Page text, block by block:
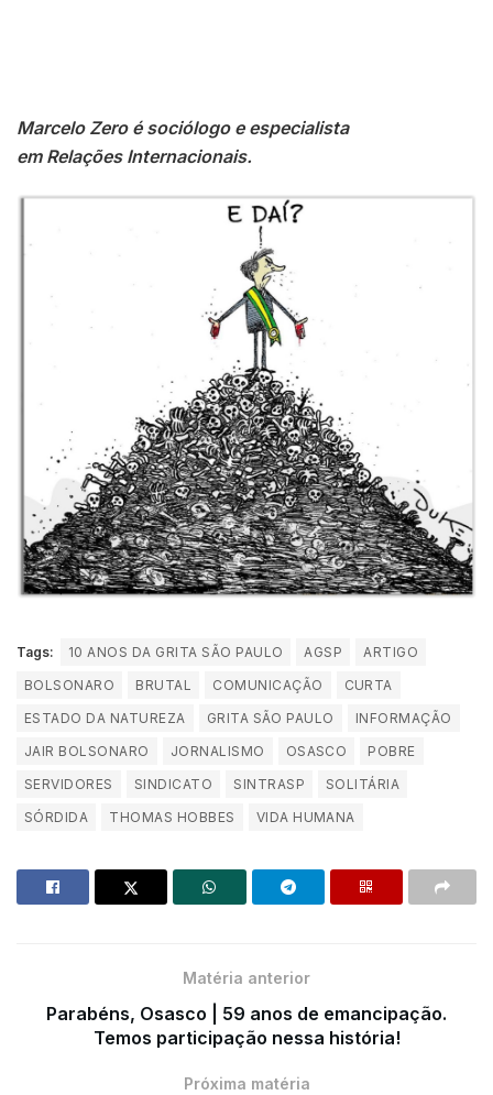
Marcelo Zero é sociólogo e especialista
em Relações Internacionais.
Tags: 10 ANOS DA GRITA SÃO PAULO AGSP
ARTIGO
BOLSONARO
BRUTAL COMUNICAÇÃO
CURTA
ESTADO DA NATUREZA
GRITA SÃO PAULO
INFORMAÇÃO
JAIR BOLSONARO
JORNALISMO OSASCO
POBRE
SERVIDORES
SINDICATO SINTRASP
SOLITÁRIA
SÓRDIDA
THOMAS HOBBES VIDA HUMANA
Matéria anterior
Parabéns, Osasco | 59 anos de emancipação.
Temos participação nessa história!
Próxima matéria